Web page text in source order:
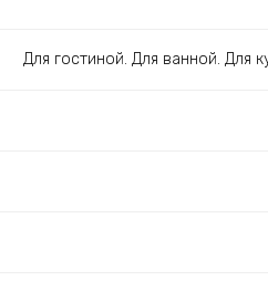
Для гостиной. Для ванной. Для